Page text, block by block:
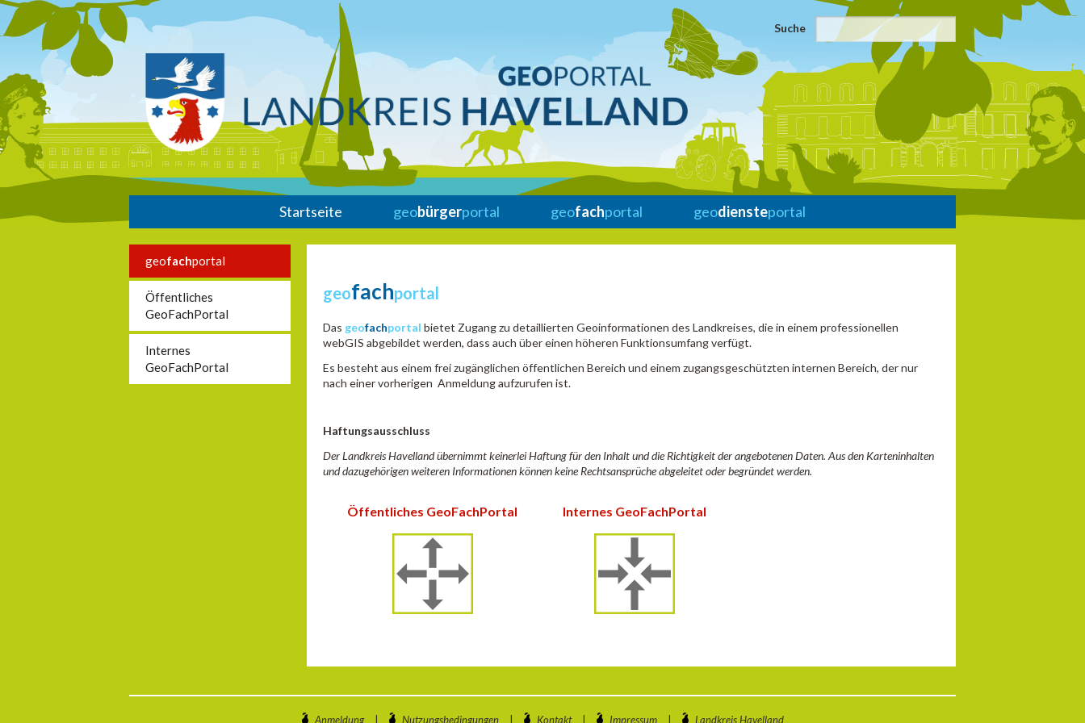
Suche
Startseite geobürgerportal geofachportal geodiensteportal
geofachportal
Öffentliches
GeoFachPortal
Internes
GeoFachPortal
geofachportal
Das geofachportal bietet Zugang zu detaillierten Geoinformationen des Landkreises, die in einem professionellen
webGIS abgebildet werden, dass auch über einen höheren Funktionsumfang verfügt.
Es besteht aus einem frei zugänglichen öffentlichen Bereich und einem zugangsgeschützten internen Bereich, der nur
nach einer vorherigen Anmeldung aufzurufen ist.
Haftungsausschluss
Der Landkreis Havelland übernimmt keinerlei Haftung für den Inhalt und die Richtigkeit der angebotenen Daten. Aus den Karteninhalten
und dazugehörigen weiteren Informationen können keine Rechtsansprüche abgeleitet oder begründet werden.
Öffentliches GeoFachPortal Internes GeoFachPortal
Anmeldung Nutzungsbedingungen Kontakt Impressum Landkreis Havelland